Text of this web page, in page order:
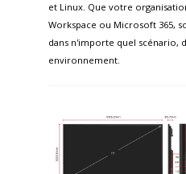
et Linux. Que votre
Workspace ou Microsoft 365,
dans n'importe quel scénario,
environnement.